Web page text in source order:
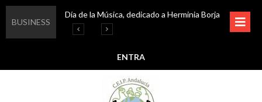
BUSINESS
Día de la Música, dedicado a Herminia Borja
Educar en igualdad, para un futuro sin machismo Esta semana disfruta de oferta cultural en Asociación Solidaridad
Igualando al Sur, el cuidado y la limpieza del entorno
ENTRA